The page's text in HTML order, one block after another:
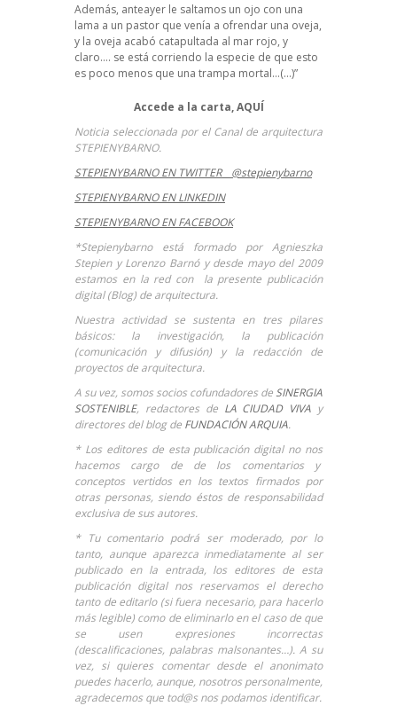
Además, anteayer le saltamos un ojo con una
lama a un pastor que venía a ofrendar una oveja,
y la oveja acabó catapultada al mar rojo, y
claro…. se está corriendo la especie de que esto
es poco menos que una trampa mortal…(…)”
Accede a la carta,AQUÍ
Noticia seleccionada por el Canal de arquitectura
STEPIENYBARNO.
STEPIENYBARNO EN TWITTER _ @stepienybarno
STEPIENYBARNO EN LINKEDIN
STEPIENYBARNO EN FACEBOOK
*Stepienybarno está formado por Agnieszka
Stepien y Lorenzo Barnó y desde mayo del 2009
estamos en la red con la presente publicación
digital (Blog) de arquitectura.
Nuestra actividad se sustenta en tres pilares
básicos: la investigación, la publicación
(comunicación y difusión) y la redacción de
proyectos de arquitectura.
A su vez, somos socios cofundadores deSINERGIA
SOSTENIBLE, redactores de LA CIUDAD VIVA y
directores del blog de FUNDACIÓN ARQUIA.
* Los editores de esta publicación digital no nos
hacemos cargo de de los comentarios y
conceptos vertidos en los textos firmados por
otras personas, siendo éstos de responsabilidad
exclusiva de sus autores.
* Tu comentario podrá ser moderado, por lo
tanto, aunque aparezca inmediatamente al ser
publicado en la entrada, los editores de esta
publicación digital nos reservamos el derecho
tanto de editarlo (si fuera necesario, para hacerlo
más legible) como de eliminarlo en el caso de que
se usen expresiones incorrectas
(descalificaciones, palabras malsonantes…). A su
vez, si quieres comentar desde el anonimato
puedes hacerlo, aunque, nosotros personalmente,
agradecemos que tod@s nos podamos identificar.